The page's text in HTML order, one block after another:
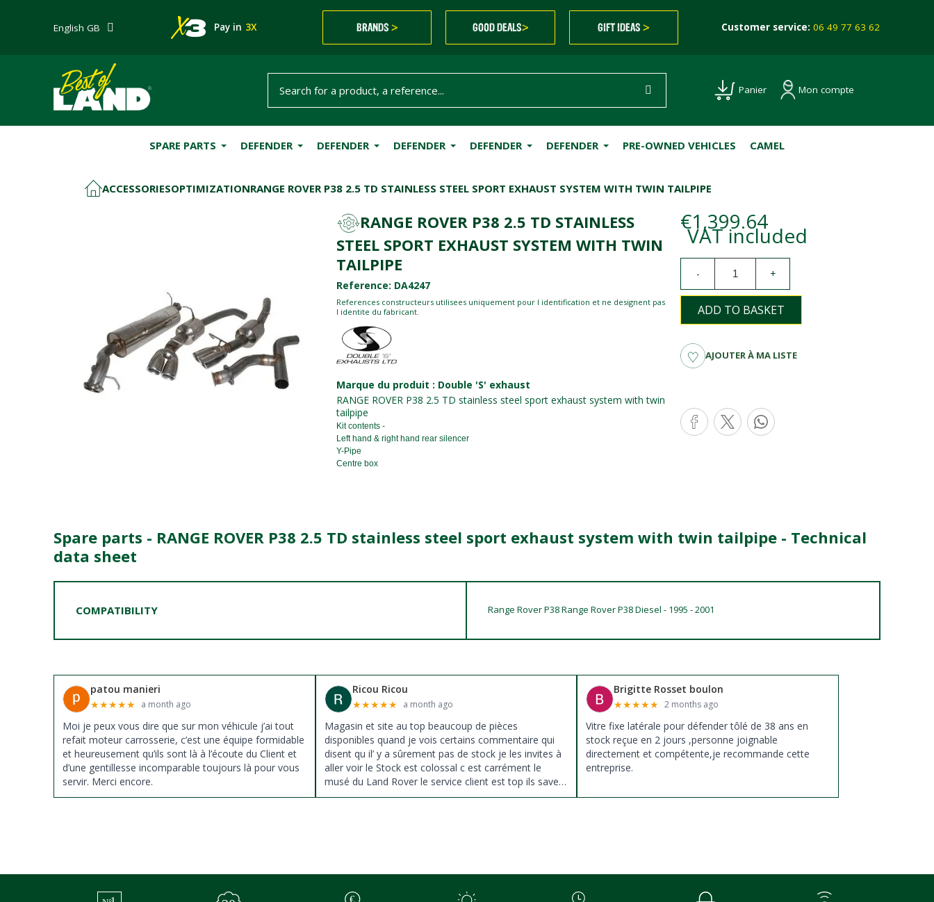
English GB Pay in 3X BRANDS > GOOD DEALS> GIFT IDEAS > Customer service:06 49 77 63 62
Panier Mon compte
SPARE PARTS DEFENDER DEFENDER DEFENDER DEFENDER DEFENDER PRE-OWNED VEHICLES CAMEL
ACCESSORIESOPTIMIZATIONRANGE ROVER P38 2.5 TD STAINLESS STEEL SPORT EXHAUST SYSTEM WITH TWIN TAILPIPE
RANGE ROVER P38 2.5 TD STAINLESS
STEEL SPORT EXHAUST SYSTEM WITH TWIN
TAILPIPE
Reference: DA4247
References constructeurs utilisees uniquement pour l identification et ne designent pas
l identite du fabricant.
Marque du produit : Double 'S' exhaust
RANGE ROVER P38 2.5 TD stainless steel sport exhaust system with twin
tailpipe
Kit contents -
Left hand & right hand rear silencer
Y-Pipe
Centre box
€1,399.64
VAT included
- +
ADD TO BASKET
AJOUTER À MA LISTE
Spare parts - RANGE ROVER P38 2.5 TD stainless steel sport exhaust system with twin tailpipe - Technical
data sheet
COMPATIBILITY Range Rover P38 Range Rover P38 Diesel - 1995 - 2001
patou manieri
★★★★★ a month ago
Moi je peux vous dire que sur mon véhicule j’ai tout
refait moteur carrosserie, c’est une équipe formidable
et heureusement qu’ils sont là à l’écoute du Client et
d’une gentillesse incomparable toujours là pour vous
servir. Merci encore.
Ricou Ricou
★★★★★ a month ago
Magasin et site au top beaucoup de pièces
disponibles quand je vois certains commentaire qui
disent qu il’ y a sûrement pas de stock je les invites à
aller voir le Stock est colossal c est carrément le
musé du Land Rover le service client est top ils savent
donné des conseils et ne pousse pas à la vente ils
Brigitte Rosset boulon
★★★★★ 2 months ago
Vitre fixe latérale pour défender tôlé de 38 ans en
stock reçue en 2 jours ,personne joignable
directement et compétente,je recommande cette
entreprise.